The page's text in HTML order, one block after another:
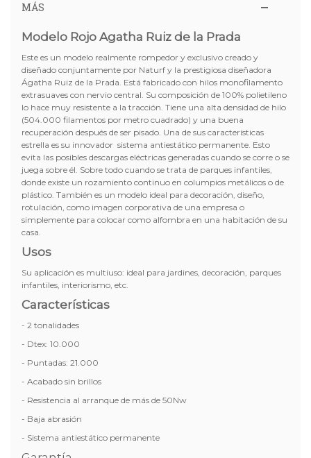
MÁS
Modelo Rojo Agatha Ruiz de la Prada
Este es un modelo realmente rompedor y exclusivo creado y
diseñado conjuntamente por Naturf y la prestigiosa diseñadora
Ágatha Ruiz de la Prada. Está fabricado con hilos monofilamento
extrasuaves con nervio central. Su composición de 100% polietileno
lo hace muy resistente a la tracción. Tiene una alta densidad de hilo
(504.000 filamentos por metro cuadrado) y una buena
recuperación después de ser pisado. Una de sus características
estrella es su innovador sistema antiestático permanente. Esto
evita las posibles descargas eléctricas generadas cuando se corre o se
juega sobre él. Sobre todo cuando se trata de parques infantiles,
donde existe un rozamiento continuo en columpios metálicos o de
plástico. También es un modelo ideal para decoración, diseño,
rotulación, como imagen corporativa de una empresa o
simplemente para colocar como alfombra en una habitación de su
casa.
Usos
Su aplicación es multiuso: ideal para jardines, decoración, parques
infantiles, interiorismo, etc.
Características
- 2 tonalidades
- Dtex: 10.000
- Puntadas: 21.000
- Acabado sin brillos
- Resistencia al arranque de más de 50Nw
- Baja abrasión
- Sistema antiestático permanente